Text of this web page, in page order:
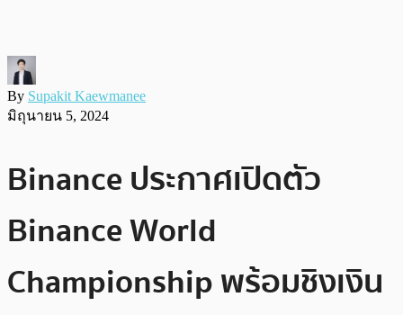
By Supakit Kaewmanee
มิถุนายน 5, 2024
Binance ประกาศเปิดตัว
Binance World
Championship พร้อมชิงเงิน